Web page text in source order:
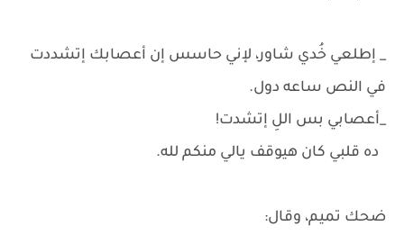
_ إطلعي خُدي شاور، لإني حاسس إن أعصابك إتشددت
في النص ساعه دول.
_أعصابي بس اللِ إتشدت!
ده قلبي كان هيوقف يالي منكم لله.
ضحك تميم، وقال: